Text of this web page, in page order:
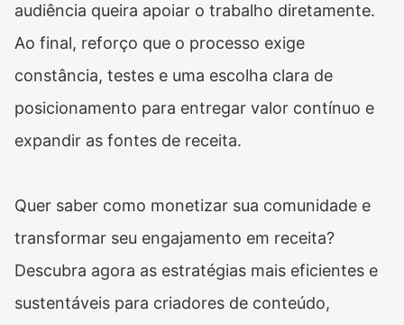
audiência queira apoiar o trabalho diretamente.
Ao final, reforço que o processo exige
constância, testes e uma escolha clara de
posicionamento para entregar valor contínuo e
expandir as fontes de receita.
Quer saber como monetizar sua comunidade e
transformar seu engajamento em receita?
Descubra agora as estratégias mais eficientes e
sustentáveis para criadores de conteúdo,